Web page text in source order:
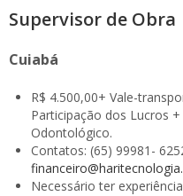
Supervisor de Obra
Cuiabá
R$ 4.500,00+ Vale-
Participação dos Lucros
Odontológico.
Contatos: (65) 99981-
Necessário ter